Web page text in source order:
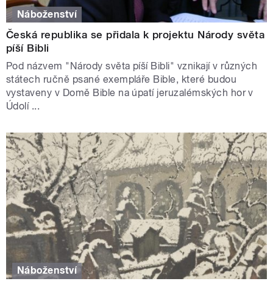
Náboženství
Česká republika se přidala k projektu Národy světa
píší Bibli
Pod názvem "Národy světa píší Bibli" vznikají v různých
státech ručně psané exempláře Bible, které budou
vystaveny v Domě Bible na úpatí jeruzalémských hor v
Údolí ...
Náboženství